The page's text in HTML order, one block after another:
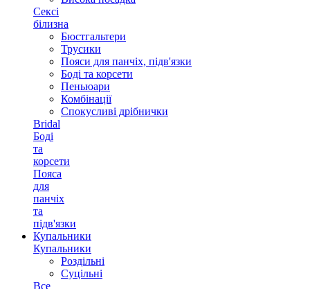
Сексі
білизна
Бюстгальтери
Трусики
Пояси для панчіх, підв'язки
Боді та корсети
Пеньюари
Комбінації
Спокусливі дрібнички
Bridal
Боді
та
корсети
Пояса
для
панчіх
та
підв'язки
Купальники
Купальники
Роздільні
Суцільні
Все